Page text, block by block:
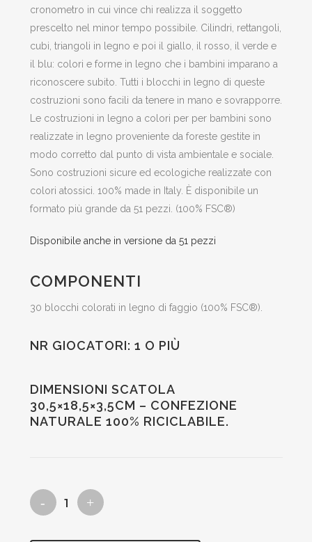
cronometro in cui vince chi realizza il soggetto
prescelto nel minor tempo possibile. Cilindri, rettangoli,
cubi, triangoli in legno e poi il giallo, il rosso, il verde e
il blu: colori e forme in legno che i bambini imparano a
riconoscere subito. Tutti i blocchi in legno di queste
costruzioni sono facili da tenere in mano e sovrapporre.
Le costruzioni in legno a colori per per bambini sono
realizzate in legno proveniente da foreste gestite in
modo corretto dal punto di vista ambientale e sociale.
Sono costruzioni sicure ed ecologiche realizzate con
colori atossici. 100% made in Italy. È disponibile un
formato più grande da 51 pezzi. (100% FSC®)
Disponibile anche in versione da 51 pezzi
COMPONENTI
30 blocchi colorati in legno di faggio (100% FSC®).
NR GIOCATORI: 1 O PIÙ
DIMENSIONI SCATOLA
30,5×18,5×3,5CM – CONFEZIONE
NATURALE 100% RICICLABILE.
costruzioni